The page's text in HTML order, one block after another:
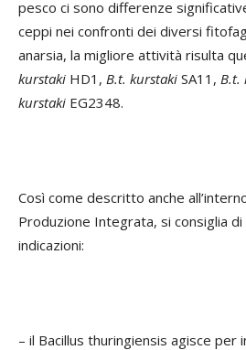
pesco ci sono differenze
ceppi nei confronti dei diversi
anarsia, la migliore attività risulta
kurstaki HD1, B.t. kurstaki SA11, B.t.
kurstaki EG2348.
Così come descritto anche
Produzione Integrata, si consiglia
indicazioni:
– il Bacillus thuringiensis agisce per